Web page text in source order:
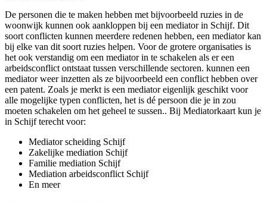
De personen die te maken hebben met bijvoorbeeld ruzies in de
woonwijk kunnen ook aankloppen bij een mediator in Schijf. Dit
soort conflicten kunnen meerdere redenen hebben, een mediator kan
bij elke van dit soort ruzies helpen. Voor de grotere organisaties is
het ook verstandig om een mediator in te schakelen als er een
arbeidsconflict ontstaat tussen verschillende sectoren. kunnen een
mediator weer inzetten als ze bijvoorbeeld een conflict hebben over
een patent. Zoals je merkt is een mediator eigenlijk geschikt voor
alle mogelijke typen conflicten, het is dé persoon die je in zou
moeten schakelen om het geheel te sussen.. Bij Mediatorkaart kun je
in Schijf terecht voor:
Mediator scheiding Schijf
Zakelijke mediation Schijf
Familie mediation Schijf
Mediation arbeidsconflict Schijf
En meer